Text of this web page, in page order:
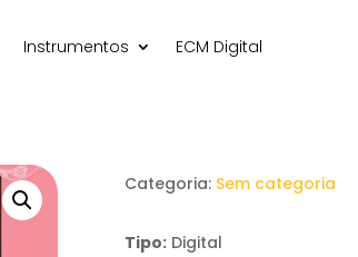
Instrumentos ECM Digital
Categoria: Sem categoria
Tipo: Digital